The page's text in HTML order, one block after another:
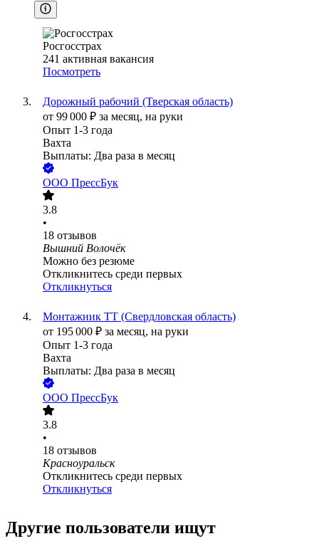
Росгосстрах
241 активная вакансия
Посмотреть
Дорожный рабочий (Тверская область)
от 99 000 ₽ за месяц, на руки
Опыт 1-3 года
Вахта
Выплаты: Два раза в месяц
ООО ПрессБук
3.8
•
18 отзывов
Вышний Волочёк
Можно без резюме
Откликнитесь среди первых
Откликнуться
Монтажник ТТ (Свердловская область)
от 195 000 ₽ за месяц, на руки
Опыт 1-3 года
Вахта
Выплаты: Два раза в месяц
ООО ПрессБук
3.8
•
18 отзывов
Красноуральск
Откликнитесь среди первых
Откликнуться
Другие пользователи ищут